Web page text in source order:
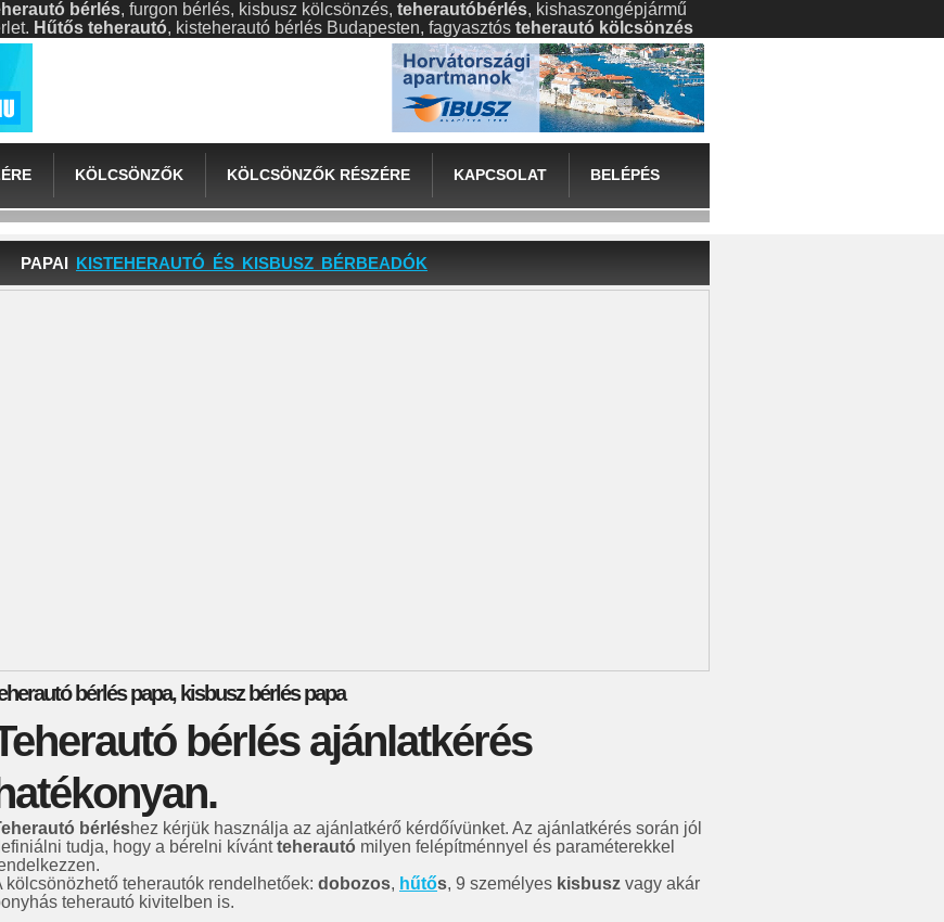
bérlés, furgon bérlés, kisbusz kölcsönzés, teherautóbérlés, kishaszongépjármű
Hűtős teherautó, kisteherautó bérlés Budapesten, fagyasztós teherautó kölcsönzés
KÖLCSÖNZŐK KÖLCSÖNZŐK RÉSZÉRE KAPCSOLAT BELÉPÉS
PAPAI KISTEHERAUTÓ ÉS KISBUSZ BÉRBEADÓK
bérlés papa, kisbusz bérlés papa
bérlés ajánlatkérés
bérléshez kérjük használja az ajánlatkérő kérdőívünket. Az ajánlatkérés során jól
tudja, hogy a bérelni kívántteherautó milyen felépítménnyel és paraméterekkel
kölcsönözhető teherautók rendelhetőek: dobozos, hűtős, 9 személyes kisbusz vagy akár
teherautó kivitelben is.